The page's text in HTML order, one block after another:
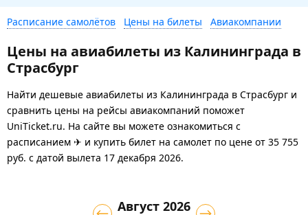
Расписание самолётов Цены на билеты Авиакомпании
Цены на авиабилеты из Калининграда в
Страсбург
Найти дешевые авиабилеты из Калининграда в Страсбург и
сравнить цены на рейсы авиакомпаний поможет
UniTicket.ru. На сайте вы можете ознакомиться с
расписанием ✈ и купить билет на самолет по цене от 35 755
руб. с датой вылета 17 декабря 2026.
Август 2026